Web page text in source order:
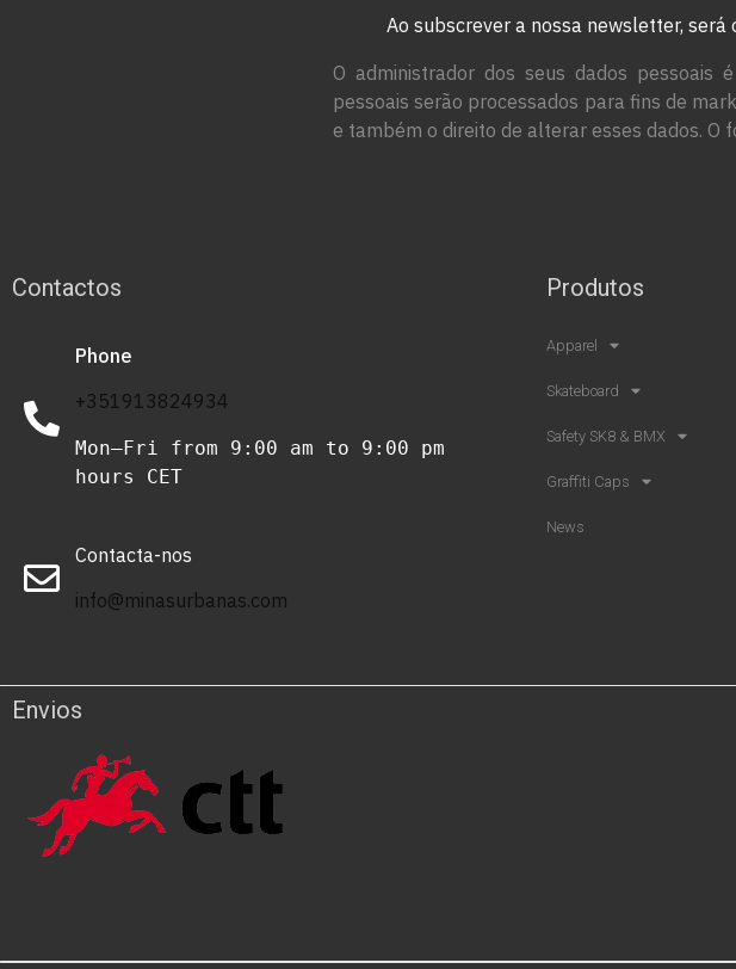
Ao subscrever a nossa newsletter,
O administrador dos seus dados pessoais
pessoais serão processados para fins de
e também o direito de alterar esses dados. O
Contactos
Phone
+351913824934
Mon–Fri from 9:00 am to 9:00 pm
hours CET
Contacta-nos
info@minasurbanas.com
Produtos
Apparel
Skateboard
Safety SK8 & BMX​
Graffiti Caps
News
Envios